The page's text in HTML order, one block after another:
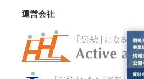
運営会社